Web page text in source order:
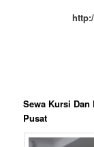
Sewa Kursi Dan
Pusat